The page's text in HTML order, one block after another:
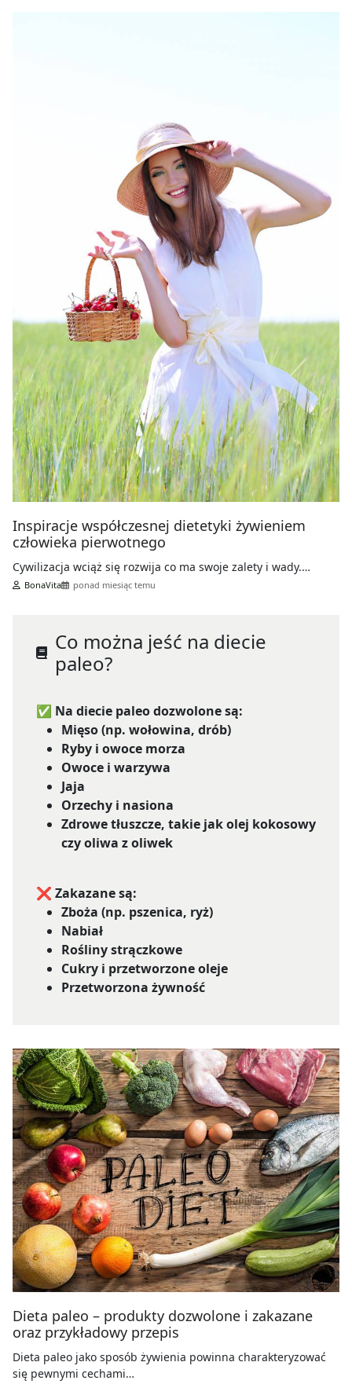
Inspiracje współczesnej dietetyki żywieniem
człowieka pierwotnego
Cywilizacja wciąż się rozwija co ma swoje zalety i wady.…
BonaVita ponad miesiąc temu
Co można jeść na diecie
paleo?
✅ Na diecie paleo dozwolone są:
Mięso (np. wołowina, drób)
Ryby i owoce morza
Owoce i warzywa
Jaja
Orzechy i nasiona
Zdrowe tłuszcze, takie jak olej kokosowy
czy oliwa z oliwek
❌ Zakazane są:
Zboża (np. pszenica, ryż)
Nabiał
Rośliny strączkowe
Cukry i przetworzone oleje
Przetworzona żywność
Dieta paleo – produkty dozwolone i zakazane
oraz przykładowy przepis
Dieta paleo jako sposób żywienia powinna charakteryzować
się pewnymi cechami…